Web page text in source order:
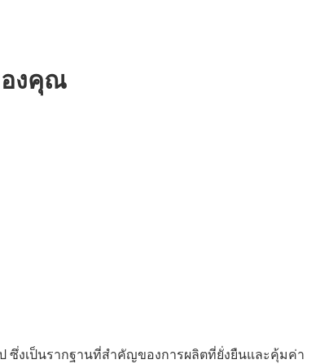
งคุณ
งเป็นรากฐานที่สำคัญของการผลิตที่ยั่งยืนและคุ้มค่า